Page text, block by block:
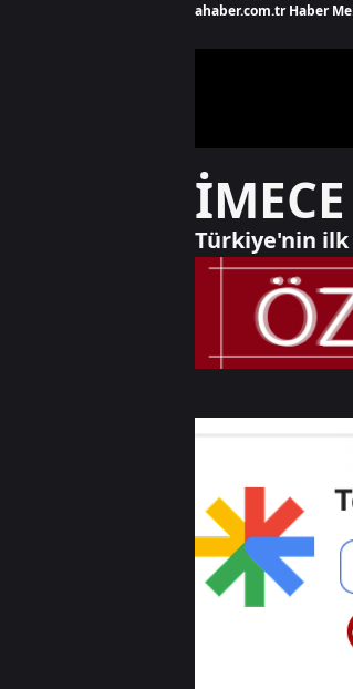
ahaber.com.tr Haber
Türkiye'nin ilk